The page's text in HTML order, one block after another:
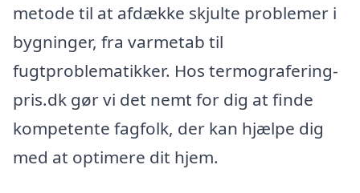
metode til at afdække skjulte problemer i
bygninger, fra varmetab til
fugtproblematikker. Hos termografering-
pris.dk gør vi det nemt for dig at finde
kompetente fagfolk, der kan hjælpe dig
med at optimere dit hjem.